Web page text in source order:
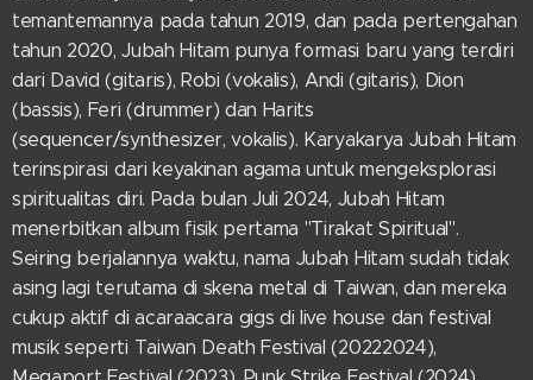
temantemannya pada tahun 2019, dan pada pertengahan
tahun 2020, Jubah Hitam punya formasi baru yang terdiri
dari David (gitaris), Robi (vokalis), Andi (gitaris), Dion
(bassis), Feri (drummer) dan Harits
(sequencer/synthesizer, vokalis). Karyakarya Jubah Hitam
terinspirasi dari keyakinan agama untuk mengeksplorasi
spiritualitas diri. Pada bulan Juli 2024, Jubah Hitam
menerbitkan album fisik pertama "Tirakat Spiritual".
Seiring berjalannya waktu, nama Jubah Hitam sudah tidak
asing lagi terutama di skena metal di Taiwan, dan mereka
cukup aktif di acaraacara gigs di live house dan festival
musik seperti Taiwan Death Festival (20222024),